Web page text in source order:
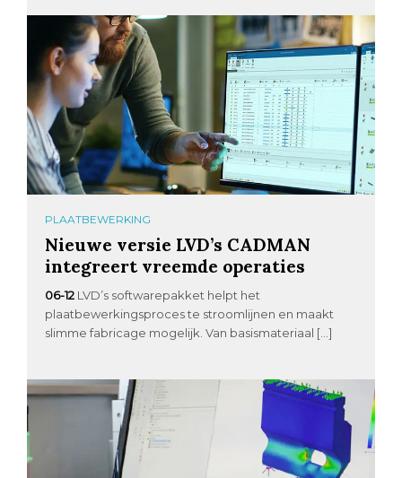
PLAATBEWERKING
Nieuwe versie LVD’s CADMAN
integreert vreemde operaties
06-12 LVD’s softwarepakket helpt het
plaatbewerkingsproces te stroomlijnen en maakt
slimme fabricage mogelijk. Van basismateriaal […]